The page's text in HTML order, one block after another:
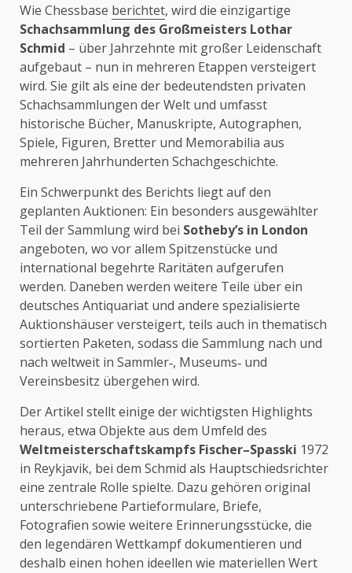
Wie Chessbase berichtet, wird die einzigartige
Schachsammlung des Großmeisters Lothar
Schmid – über Jahrzehnte mit großer Leidenschaft
aufgebaut – nun in mehreren Etappen versteigert
wird. Sie gilt als eine der bedeutendsten privaten
Schachsammlungen der Welt und umfasst
historische Bücher, Manuskripte, Autographen,
Spiele, Figuren, Bretter und Memorabilia aus
mehreren Jahrhunderten Schachgeschichte.
Ein Schwerpunkt des Berichts liegt auf den
geplanten Auktionen: Ein besonders ausgewählter
Teil der Sammlung wird bei Sotheby’s in London
angeboten, wo vor allem Spitzenstücke und
international begehrte Raritäten aufgerufen
werden. Daneben werden weitere Teile über ein
deutsches Antiquariat und andere spezialisierte
Auktionshäuser versteigert, teils auch in thematisch
sortierten Paketen, sodass die Sammlung nach und
nach weltweit in Sammler‑, Museums‑ und
Vereinsbesitz übergehen wird.
Der Artikel stellt einige der wichtigsten Highlights
heraus, etwa Objekte aus dem Umfeld des
Weltmeisterschaftskampfs Fischer–Spasski 1972
in Reykjavik, bei dem Schmid als Hauptschiedsrichter
eine zentrale Rolle spielte. Dazu gehören original
unterschriebene Partieformulare, Briefe,
Fotografien sowie weitere Erinnerungsstücke, die
den legendären Wettkampf dokumentieren und
deshalb einen hohen ideellen wie materiellen Wert